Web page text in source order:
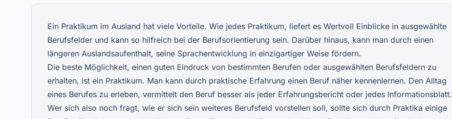
Ein Praktikum im Ausland hat viele Vorteile. Wie jedes Praktikum, liefert es Wertvoll Einblicke in ausgewählte
Berufsfelder und kann so hilfreich bei der Berufsorientierung sein. Darüber hinaus, kann man durch einen
längeren Auslandsaufenthalt, seine Sprachentwicklung in einzigartiger Weise fördern.
Die beste Möglichkeit, einen guten Eindruck von bestimmten Berufen oder ausgewählten Berufsfeldern zu
erhalten, ist ein Praktikum. Man kann durch praktische Erfahrung einen Beruf näher kennenlernen. Den Alltag
eines Berufes zu erleben, vermittelt den Beruf besser als jeder Erfahrungsbericht oder jedes Informationsblatt.
Wer sich also noch fragt, wie er sich sein weiteres Berufsfeld vorstellen soll, sollte sich durch Praktika einige